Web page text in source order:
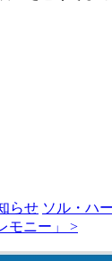
らせ ソル・ハ
モニー」 >